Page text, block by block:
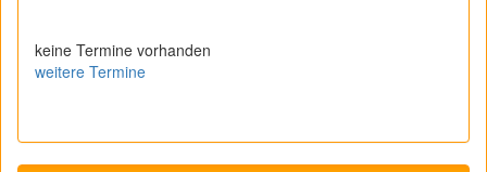
keine Termine vorhanden
weitere Termine